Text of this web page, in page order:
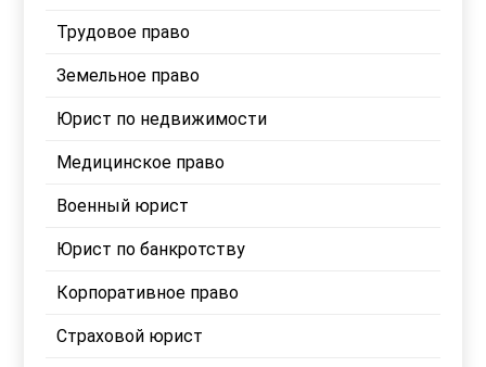
Трудовое право
Земельное право
Юрист по недвижимости
Медицинское право
Военный юрист
Юрист по банкротству
Корпоративное право
Страховой юрист